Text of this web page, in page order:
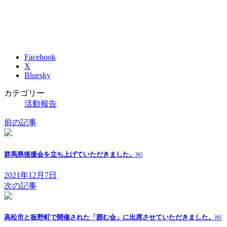
Facebook
X
Bluesky
カテゴリー
活動報告
前の記事
群馬県後援会を立ち上げていただきました。￼
2021年12月7日
次の記事
高松市と板野町で開催された「囲む会」に出席させていただきました。￼